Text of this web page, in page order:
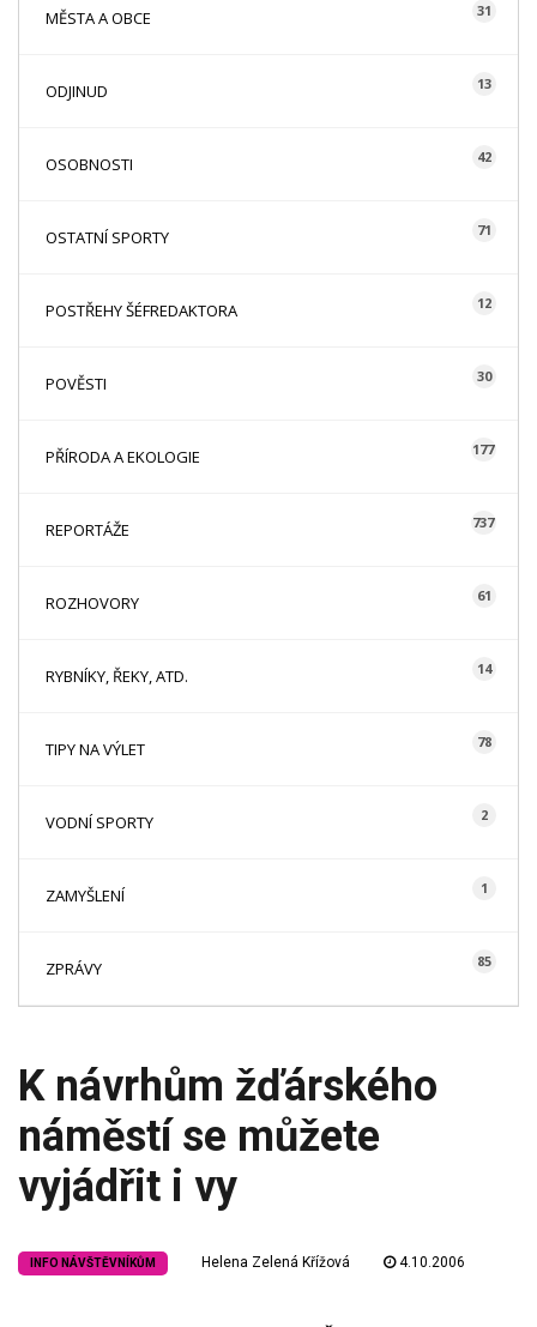
MĚSTA A OBCE 31
ODJINUD 13
OSOBNOSTI 42
OSTATNÍ SPORTY 71
POSTŘEHY ŠÉFREDAKTORA 12
POVĚSTI 30
PŘÍRODA A EKOLOGIE 177
REPORTÁŽE 737
ROZHOVORY 61
RYBNÍKY, ŘEKY, ATD. 14
TIPY NA VÝLET 78
VODNÍ SPORTY 2
ZAMYŠLENÍ 1
ZPRÁVY 85
K návrhům žďárského
náměstí se můžete
vyjádřit i vy
INFO NÁVŠTĚVNÍKŮM Helena Zelená Křížová 4.10.2006